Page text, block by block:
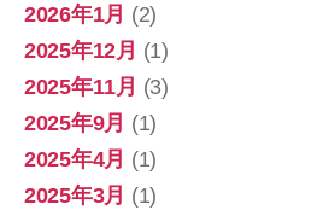
2026年1月 (2)
2025年12月 (1)
2025年11月 (3)
2025年9月 (1)
2025年4月 (1)
2025年3月 (1)